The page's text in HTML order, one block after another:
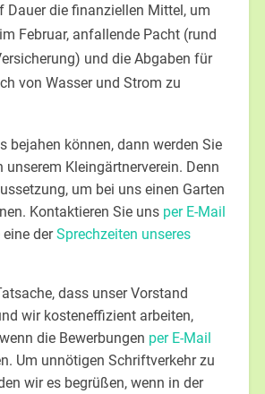
Dauer die finanziellen Mittel, um
Februar, anfallende Pacht (rund
und die Abgaben für
von Wasser und Strom zu
bejahen können, dann werden Sie
Kleingärtnerverein. Denn
um bei uns einen Garten
Kontaktieren Sie uns per E-Mail
derSprechzeiten unseres
dass unser Vorstand
wir kosteneffizient arbeiten,
die Bewerbungen per E-Mail
Um unnötigen Schriftverkehr zu
wir es begrüßen, wenn in der